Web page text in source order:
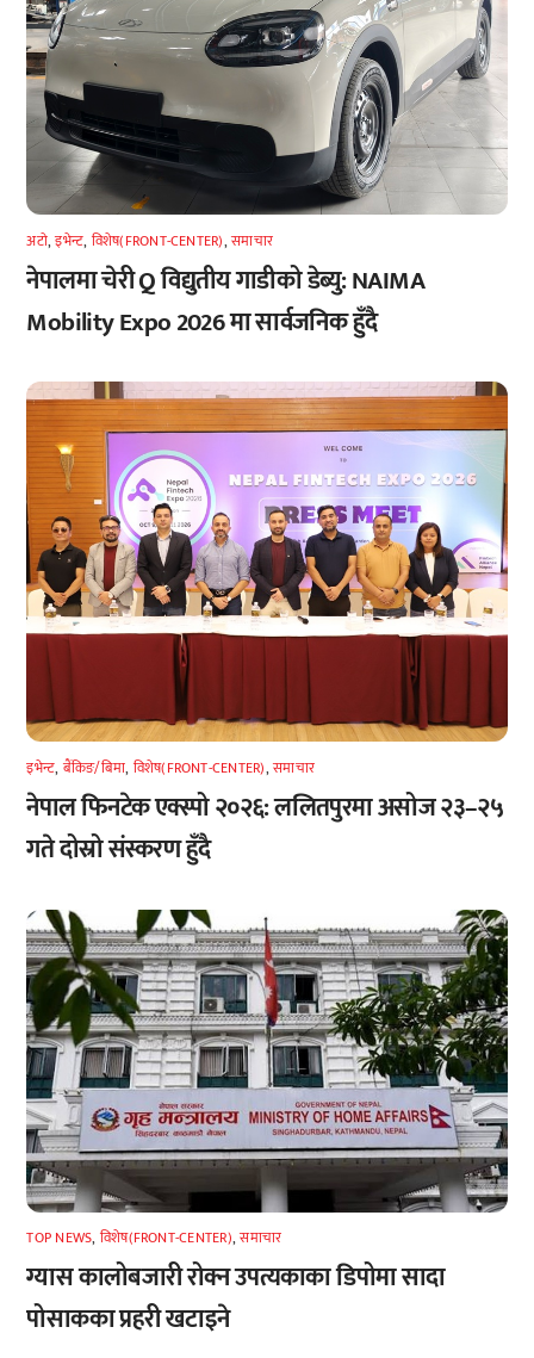
अटाे,इभेन्ट, विशेष(FRONT-CENTER),समाचार
नेपालमा चेरी Q विद्युतीय गाडीको डेब्यु: NAIMA
Mobility Expo 2026 मा सार्वजनिक हुँदै
इभेन्ट, बैंकिङ/बिमा, विशेष(FRONT-CENTER),समाचार
नेपाल फिनटेक एक्स्पो २०२६: ललितपुरमा असोज २३–२५
गते दोस्रो संस्करण हुँदै
TOP NEWS, विशेष(FRONT-CENTER),समाचार
ग्यास कालोबजारी रोक्न उपत्यकाका डिपोमा सादा
पोसाकका प्रहरी खटाइने